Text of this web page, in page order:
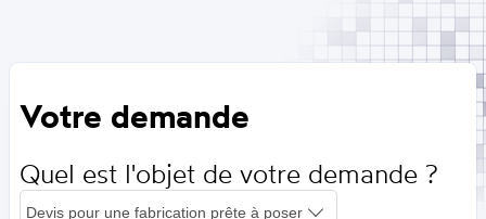
Votre demande
Quel est l'objet de votre demande ?